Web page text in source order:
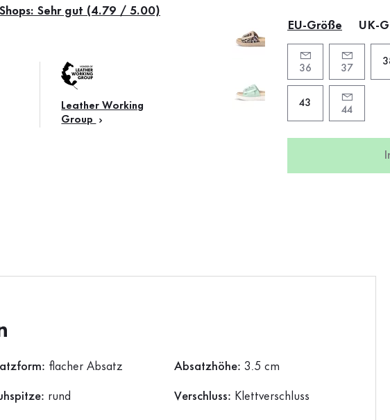
EU-Größe UK-
36 37
43
44
Sehr gut (4.79 / 5.00)
Leather Working
Group
flacher Absatz Absatzhöhe: 3.5 cm
rund Verschluss: Klettverschluss